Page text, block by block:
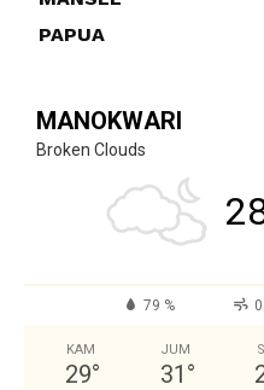
PAPUA
MANOKWARI
Broken Clouds
79 %
KAM
29°
JUM
31 °